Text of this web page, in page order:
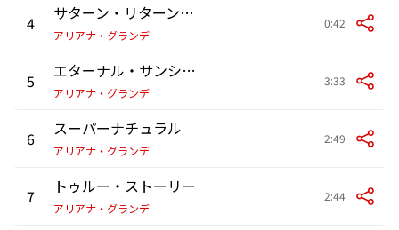
4 サターン・リターンズ・インタールード
アリアナ・グランデ
0:42
5 エターナル・サンシャイン
アリアナ・グランデ
3:33
6 スーパーナチュラル
アリアナ・グランデ
2:49
7 トゥルー・ストーリー
アリアナ・グランデ
2:44